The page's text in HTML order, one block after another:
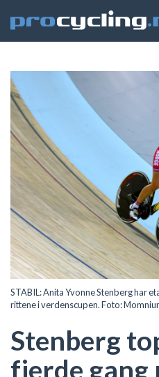
STABIL: Anita Yvonne Stenberg har
rittene i verdenscupen. Foto:
Stenberg
fjerde gang